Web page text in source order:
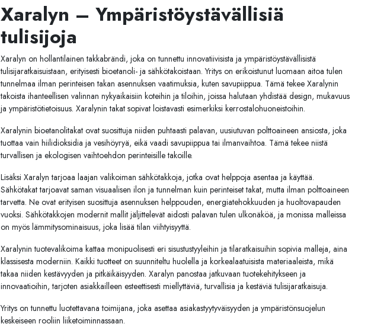
Xaralyn – Ympäristöystävällisiä
tulisijoja
Xaralyn on hollantilainen takkabrändi, joka on tunnettu innovatiivisista ja ympäristöystävällisistä
tulisijaratkaisuistaan, erityisesti bioetanoli- ja sähkötakoistaan. Yritys on erikoistunut luomaan aitoa tulen
tunnelmaa ilman perinteisen takan asennuksen vaatimuksia, kuten savupiippua. Tämä tekee Xaralynin
takoista ihanteellisen valinnan nykyaikaisiin koteihin ja tiloihin, joissa halutaan yhdistää design, mukavuus
ja ympäristötietoisuus. Xaralynin takat sopivat loistavasti esimerkiksi kerrostalohuoneistoihin.
Xaralynin bioetanolitakat ovat suosittuja niiden puhtaasti palavan, uusiutuvan polttoaineen ansiosta, joka
tuottaa vain hiilidioksidia ja vesihöyryä, eikä vaadi savupiippua tai ilmanvaihtoa. Tämä tekee niistä
turvallisen ja ekologisen vaihtoehdon perinteisille takoille.
Lisäksi Xaralyn tarjoaa laajan valikoiman sähkötakkoja, jotka ovat helppoja asentaa ja käyttää.
Sähkötakat tarjoavat saman visuaalisen ilon ja tunnelman kuin perinteiset takat, mutta ilman polttoaineen
tarvetta. Ne ovat erityisen suosittuja asennuksen helppouden, energiatehokkuuden ja huoltovapauden
vuoksi. Sähkötakkojen modernit mallit jäljittelevät aidosti palavan tulen ulkonäköä, ja monissa malleissa
on myös lämmitysominaisuus, joka lisää tilan viihtyisyyttä.
Xaralynin tuotevalikoima kattaa monipuolisesti eri sisustustyyleihin ja tilaratkaisuihin sopivia malleja, aina
klassisesta moderniin. Kaikki tuotteet on suunniteltu huolella ja korkealaatuisista materiaaleista, mikä
takaa niiden kestävyyden ja pitkäikäisyyden. Xaralyn panostaa jatkuvaan tuotekehitykseen ja
innovaatioihin, tarjoten asiakkailleen esteettisesti miellyttäviä, turvallisia ja kestäviä tulisijaratkaisuja.
Yritys on tunnettu luotettavana toimijana, joka asettaa asiakastyytyväisyyden ja ympäristönsuojelun
keskeiseen rooliin liiketoiminnassaan.